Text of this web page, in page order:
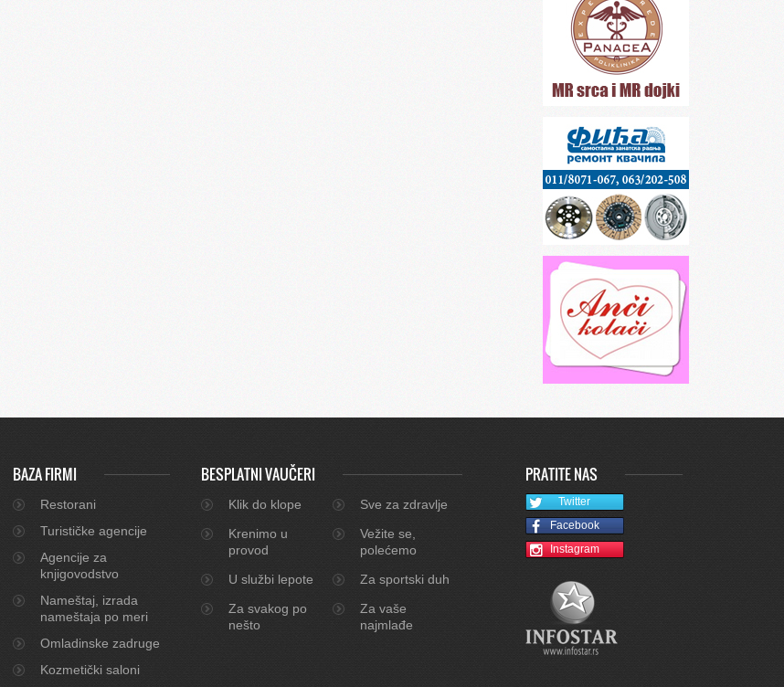
BAZA FIRMI
Restorani
Turističke agencije
Agencije za
knjigovodstvo
Nameštaj, izrada
nameštaja po meri
Omladinske zadruge
Kozmetički saloni
BESPLATNI VAUČERI
Klik do klope
Sve za zdravlje
Krenimo u
provod
Vežite se,
polećemo
U službi lepote
Za sportski duh
Za svakog po
nešto
Za vaše
najmlađe
PRATITE NAS
Twitter
Facebook
Instagram